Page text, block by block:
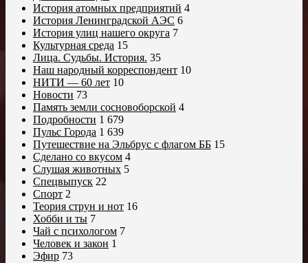
История атомных предприятий 4
История Ленинградской АЭС 6
История улиц нашего округа 7
Культурная среда 15
Лица. Судьбы. История. 35
Наш народный корреспондент 10
НИТИ — 60 лет 10
Новости 73
Память земли сосновоборской 4
Подробности 1 679
Пульс Города 1 639
Путешествие на Эльбрус с флагом ББ 15
Сделано со вкусом 4
Слушая животных 5
Спецвыпуск 22
Спорт 2
Теория струн и нот 16
Хобби и ты 7
Чай с психологом 7
Человек и закон 1
Эфир 73